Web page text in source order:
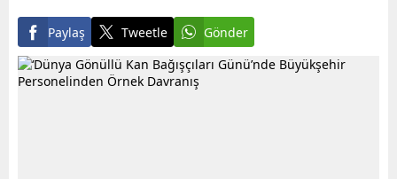
Paylaş Tweetle Gönder